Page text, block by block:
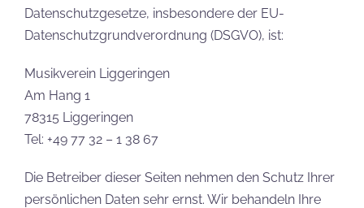
Datenschutzgesetze, insbesondere der EU-
Datenschutzgrundverordnung (DSGVO), ist:
Musikverein Liggeringen
Am Hang 1
78315 Liggeringen
Tel: +49 77 32 – 1 38 67
Die Betreiber dieser Seiten nehmen den Schutz Ihrer
persönlichen Daten sehr ernst. Wir behandeln Ihre